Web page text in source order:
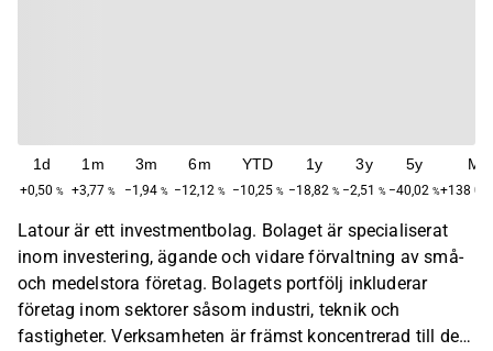
1d
+0,50 %
1m
+3,77 %
3m
−1,94 %
6m
−12,12 %
YTD
−10,25 %
1y
−18,82 %
3y
−2,51 %
5y
−40,02 %+138
Latour är ett investmentbolag. Bolaget är specialiserat
inom investering, ägande och vidare förvaltning av små-
och medelstora företag. Bolagets portfölj inkluderar
företag inom sektorer såsom industri, teknik och
fastigheter. Verksamheten är främst koncentrerad till den